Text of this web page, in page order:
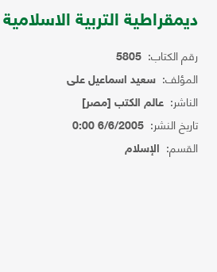
ديمقراطية التربية الاسلامية
رقم الكتاب: 5805
المؤلف: سعيد اسماعيل على
الناشر: عالم الكتب [مصر]
تاريخ النشر: 6/6/2005 0:00
القسم: الإسلام